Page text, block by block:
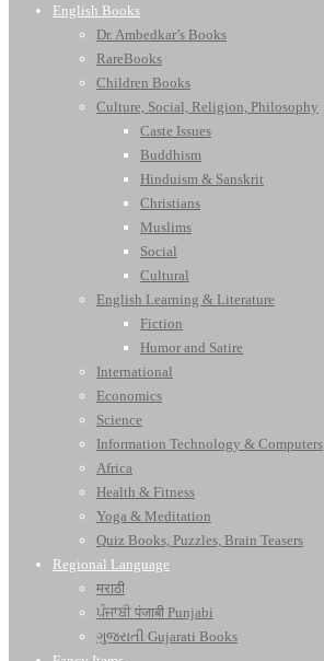
English Books
Dr. Ambedkar’s Books
RareBooks
Children Books
Culture, Social, Religion, Philosophy
Caste Issues
Buddhism
Hinduism & Sanskrit
Christians
Muslims
Social
Cultural
English Learning & Literature
Fiction
Humor and Satire
International
Economics
Science
Information Technology & Computers
Africa
Health & Fitness
Yoga & Meditation
Quiz Books, Puzzles, Brain Teasers
Regional Language
मराठी
ਪੰਜਾਬੀ पंजाबी Punjabi
ગુજરાતી Gujarati Books